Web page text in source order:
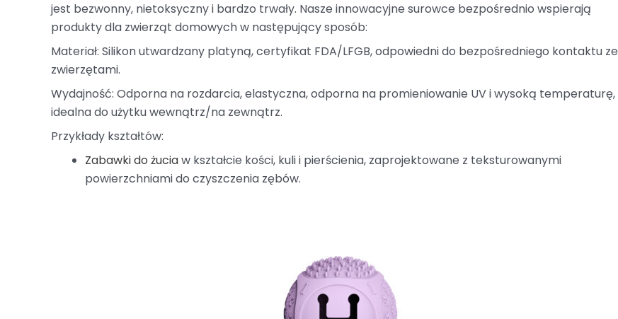
jest bezwonny, nietoksyczny i bardzo trwały. Nasze innowacyjne surowce bezpośrednio wspierają
produkty dla zwierząt domowych w następujący sposób:
Materiał: Silikon utwardzany platyną, certyfikat FDA/LFGB, odpowiedni do bezpośredniego kontaktu ze
zwierzętami.
Wydajność: Odporna na rozdarcia, elastyczna, odporna na promieniowanie UV i wysoką temperaturę,
idealna do użytku wewnątrz/na zewnątrz.
Przykłady kształtów:
Zabawki do żuciaw kształcie kości, kuli i pierścienia, zaprojektowane z teksturowanymi
powierzchniami do czyszczenia zębów.